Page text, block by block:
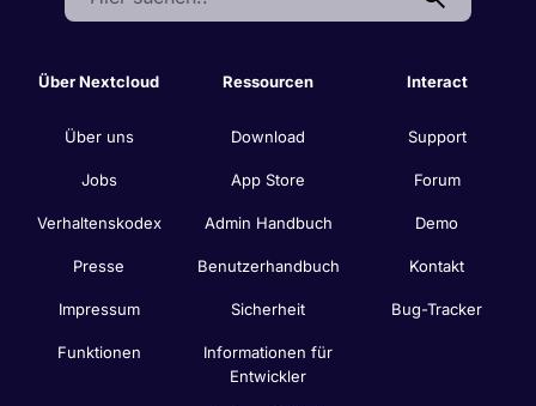
Über Nextcloud
Über uns
Jobs
Verhaltenskodex
Presse
Impressum
Funktionen
Ressourcen
Download
App Store
Admin Handbuch
Benutzerhandbuch
Sicherheit
Informationen für
Entwickler
Interact
Support
Forum
Demo
Kontakt
Bug-Tracker